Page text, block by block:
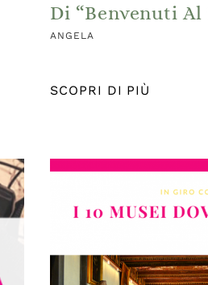
Di “Benvenuti Al
ANGELA
SCOPRI DI PIÙ